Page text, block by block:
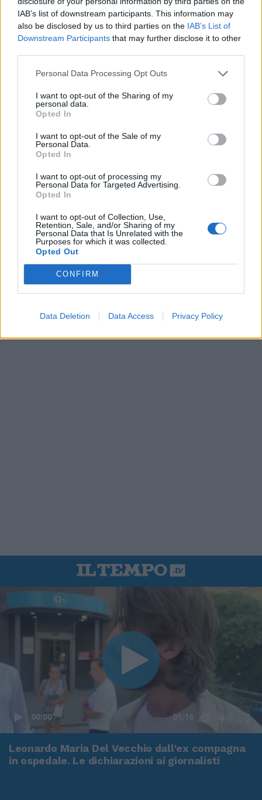
IAB’s list of downstream participants. This information may
also be disclosed by us to third parties on the IAB’s List of
Downstream Participants that may further disclose it to other
Personal Data Processing Opt Outs
I want to opt-out of the Sharing of my
personal data.
Opted In
I want to opt-out of the Sale of my
Personal Data.
Opted In
I want to opt-out of processing my
Personal Data for Targeted Advertising.
Opted In
I want to opt-out of Collection, Use,
Retention, Sale, and/or Sharing of my
Personal Data that Is Unrelated with the
Purposes for which it was collected.
Opted Out
CONFIRM
Data Deletion Data Access Privacy Policy
In evidenza
00:00 01:16
Leonardo Maria Del Vecchio dall'ex compagna
in ospedale. Le dichiarazioni ai giornalisti